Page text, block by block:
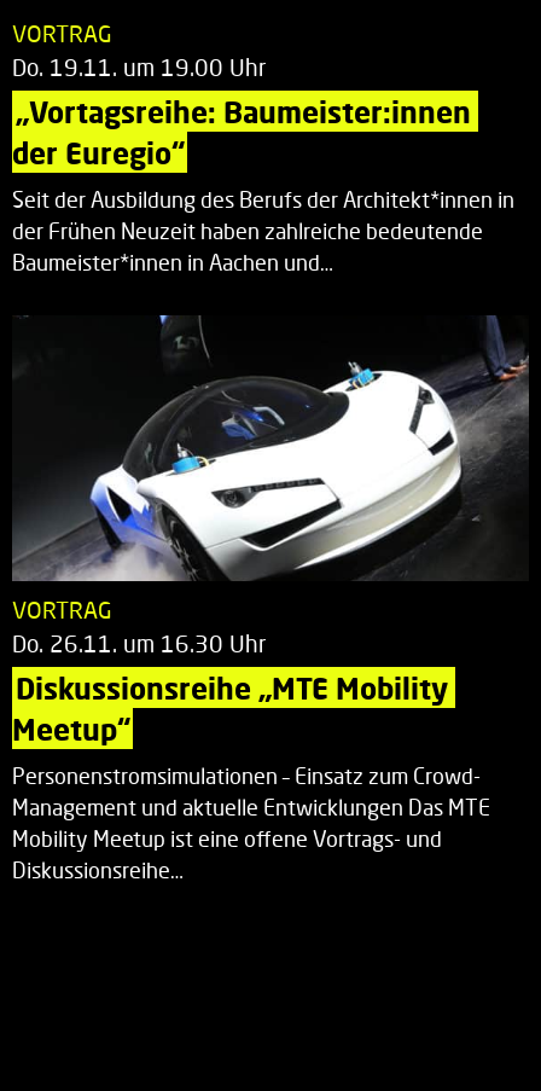
VORTRAG
Do. 19.11. um 19.00 Uhr
„Vortagsreihe: Baumeister:innen
der Euregio“
Seit der Ausbildung des Berufs der Architekt*innen in
der Frühen Neuzeit haben zahlreiche bedeutende
Baumeister*innen in Aachen und…
VORTRAG
Do. 26.11. um 16.30 Uhr
Diskussionsreihe „MTE Mobility
Meetup“
Personenstromsimulationen – Einsatz zum Crowd-
Management und aktuelle Entwicklungen Das MTE
Mobility Meetup ist eine offene Vortrags- und
Diskussionsreihe…